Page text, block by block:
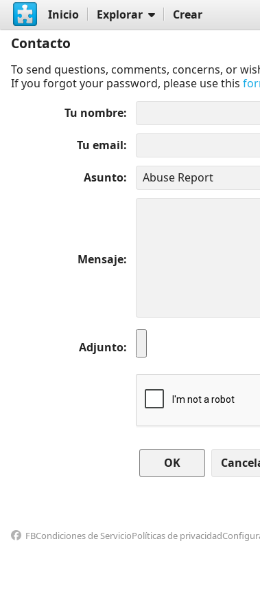
Inicio Explorar Crear
Contacto
To send questions, comments, concerns, or
If you forgot your password, please use this
Tu nombre
Tu email
Asunto
Mensaje
Adjunto
FBCondiciones de ServicioPolíticas de privacidad